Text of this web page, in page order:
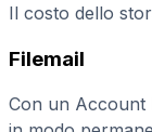
Il costo dello
Filemail
Con un Account